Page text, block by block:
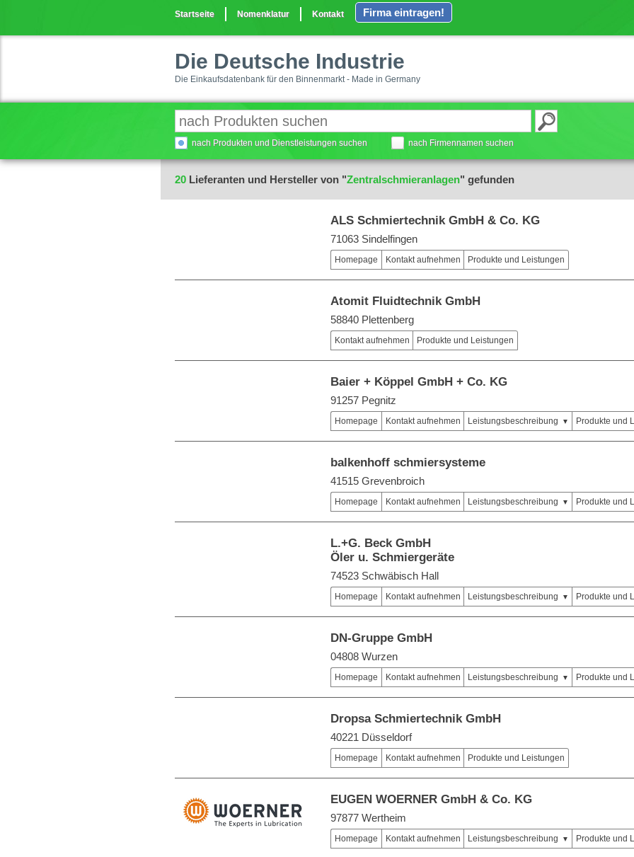
Startseite Nomenklatur Kontakt Firma eintragen!
Die Deutsche Industrie
Die Einkaufsdatenbank für den Binnenmarkt - Made in Germany
nach Produkten und Dienstleistungen suchen nach Firmennamen suchen
20 Lieferanten und Hersteller von "Zentralschmieranlagen" gefunden
ALS Schmiertechnik GmbH & Co. KG
71063 Sindelfingen
Homepage Kontakt aufnehmen Produkte und Leistungen
Atomit Fluidtechnik GmbH
58840 Plettenberg
Kontakt aufnehmen Produkte und Leistungen
Baier + Köppel GmbH + Co. KG
91257 Pegnitz
Homepage Kontakt aufnehmen Leistungsbeschreibung Produkte und
balkenhoff schmiersysteme
41515 Grevenbroich
Homepage Kontakt aufnehmen Leistungsbeschreibung Produkte und
L.+G. Beck GmbH
Öler u. Schmiergeräte
74523 Schwäbisch Hall
Homepage Kontakt aufnehmen Leistungsbeschreibung Produkte und
DN-Gruppe GmbH
04808 Wurzen
Homepage Kontakt aufnehmen Leistungsbeschreibung Produkte und
Dropsa Schmiertechnik GmbH
40221 Düsseldorf
Homepage Kontakt aufnehmen Produkte und Leistungen
EUGEN WOERNER GmbH & Co. KG
97877 Wertheim
Homepage Kontakt aufnehmen Leistungsbeschreibung Produkte und